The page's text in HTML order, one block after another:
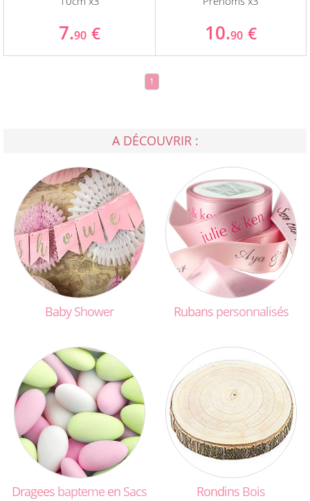
7.90 € 10.90 €
1
A DÉCOUVRIR :
BabyShower Rubans personnalisés
Dragees bapteme en Sacs Rondins Bois